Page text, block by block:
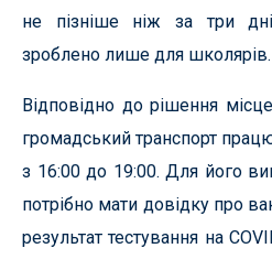
не пізніше ніж за три
зроблено лише для школярів.
Відповідно до рішення
громадський транспорт
з 16:00 до 19:00. Для його
потрібно мати довідку про
результат тестування на